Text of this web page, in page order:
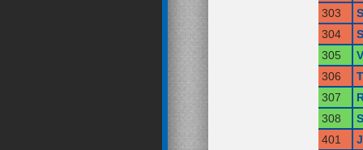
303
304
305
306
307
308
401